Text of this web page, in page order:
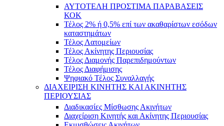
ΑΥΤΟΤΕΛΗ ΠΡΟΣΤΙΜΑ ΠΑΡΑΒΑΣΕΙΣ
ΚΟΚ
Τέλος 2% ή 0,5% επί των ακαθαρίστων εσόδων
καταστημάτων
Τέλος Λατομείων
Τέλος Ακίνητης Περιουσίας
Τέλος Διαμονής Παρεπιδημούντων
Τέλος Διαφήμισης
Ψηφιακό Τέλος Συναλλαγής
ΔΙΑΧΕΙΡΙΣΗ ΚΙΝΗΤΗΣ ΚΑΙ ΑΚΙΝΗΤΗΣ
ΠΕΡΙΟΥΣΙΑΣ
Διαδικασίες Μίσθωσης Ακινήτων
Διαχείριση Κινητής και Ακίνητης Περιουσίας